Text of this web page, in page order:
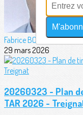
Fabrice BORDERIE
29 mars 2026
20260323 - Plan
TAR 2026 -